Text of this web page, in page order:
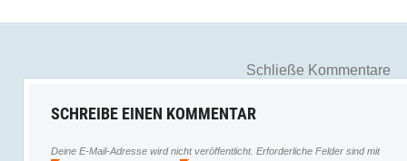
Schließe Kommentare
SCHREIBE EINEN KOMMENTAR
Deine E-Mail-Adresse wird nicht veröffentlicht. Erforderliche Felder sind mit